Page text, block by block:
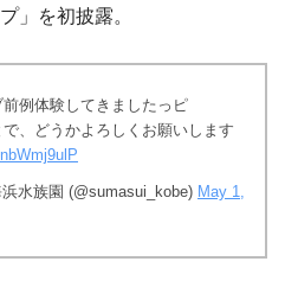
」を初披露。
例体験してきましたっピ
、どうかよろしくお願いします
水族園 (@sumasui_kobe) May 1,